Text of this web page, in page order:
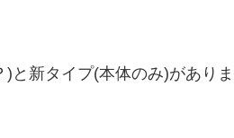
と新タイプ(本体のみ)がありま